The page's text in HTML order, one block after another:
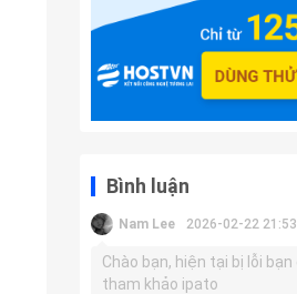
Bình luận
Nam Lee 2026-02-22
Chào bạn, hiện tại bị lỗi
tham khảo ipato